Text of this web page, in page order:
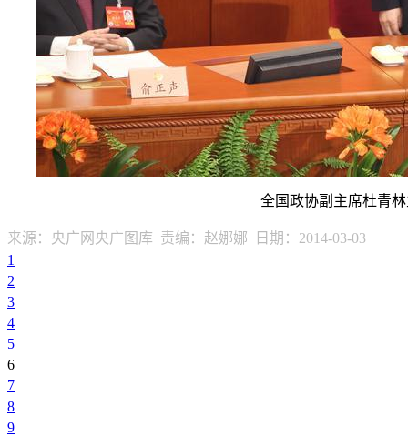
全国政协副主席杜青
来源：央广网央广图库 责编：赵娜娜 日期：2014-03-03
1
2
3
4
5
6
7
8
9